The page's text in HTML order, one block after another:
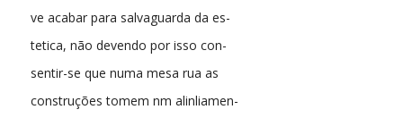
ve acabar para salvaguarda da es-
tetica, não devendo por isso con-
sentir-se que numa mesa rua as
construções tomem nm alinliamen-